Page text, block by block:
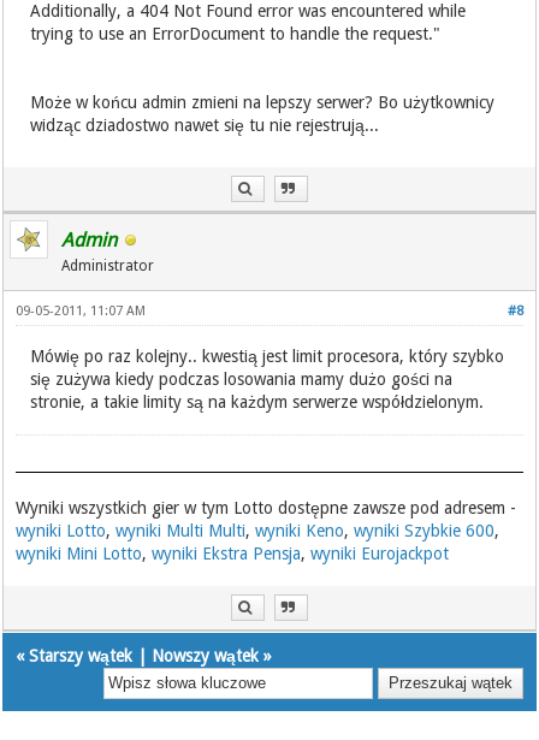
Additionally, a 404 Not Found error was encountered while
trying to use an ErrorDocument to handle the request."
Może w końcu admin zmieni na lepszy serwer? Bo użytkownicy
widząc dziadostwo nawet się tu nie rejestrują...
Admin
Administrator
#8
09-05-2011, 11:07 AM
Mówię po raz kolejny.. kwestią jest limit procesora, który szybko
się zużywa kiedy podczas losowania mamy dużo gości na
stronie, a takie limity są na każdym serwerze współdzielonym.
Wyniki wszystkich gier w tym Lotto dostępne zawsze pod adresem -
wyniki Lotto,wyniki Multi Multi,wyniki Keno,wyniki Szybkie 600,
wyniki Mini Lotto,wyniki Ekstra Pensja,wyniki Eurojackpot
«Starszy wątek Nowszy wątek »